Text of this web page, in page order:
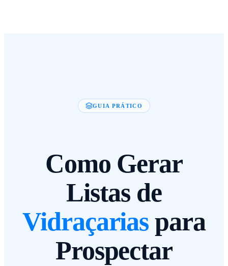
GUIA PRÁTICO
Como Gerar
Listas de
Vidraçarias para
Prospectar